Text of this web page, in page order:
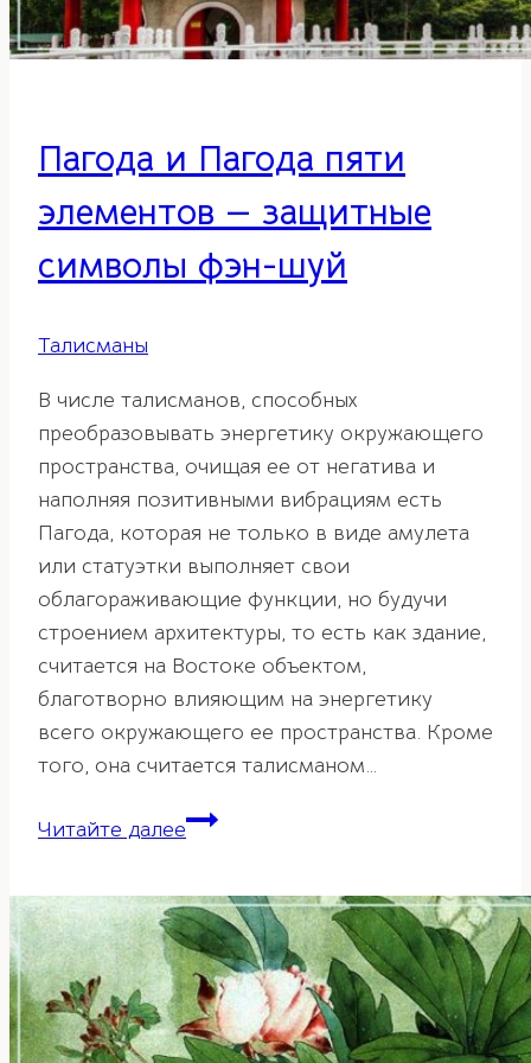
Пагода и Пагода пяти
элементов — защитные
символы фэн-шуй
Талисманы
В числе талисманов, способных
преобразовывать энергетику окружающего
пространства, очищая ее от негатива и
наполняя позитивными вибрациям есть
Пагода, которая не только в виде амулета
или статуэтки выполняет свои
облагораживающие функции, но будучи
строением архитектуры, то есть как здание,
считается на Востоке объектом,
благотворно влияющим на энергетику
всего окружающего ее пространства. Кроме
того, она считается талисманом…
Читайте далееПагода
пяти
элементов
—
защитные
символы